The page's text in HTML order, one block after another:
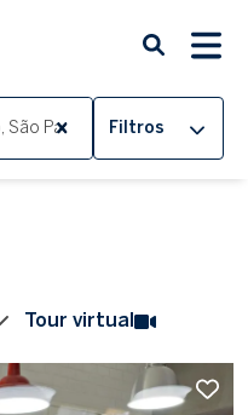
Filtros
Tour virtual